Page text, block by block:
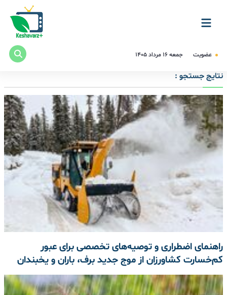
عضویت جمعه ۱۶ مرداد ۱۴۰۵
نتایج جستجو :
راهنمای اضطراری و توصیه‌های تخصصی برای عبور
کم‌خسارت کشاورزان از موج جدید برف، باران و یخبندان